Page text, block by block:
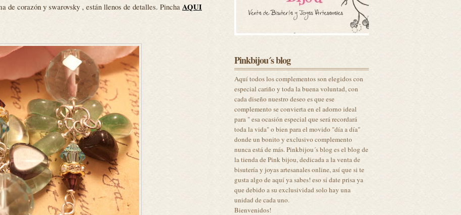
de corazón y swarovsky , están llenos de detalles. Pincha AQUI
Pinkbijou´s blog
Aquí todos los complementos son elegidos con
especial cariño y toda la buena voluntad, con
cada diseño nuestro deseo es que ese
complemento se convierta en el adorno ideal
para " esa ocasión especial que será recordará
toda la vida" o bien para el movido "día a día"
donde un bonito y exclusivo complemento
nunca está de más. Pinkbijou´s blog es el blog de
la tienda de Pink bijou, dedicada a la venta de
bisutería y joyas artesanales online, así que si te
gusta algo de aquí ya sabes! eso sí date prisa ya
que debido a su exclusividad solo hay una
unidad de cada uno.
Bienvenidos!